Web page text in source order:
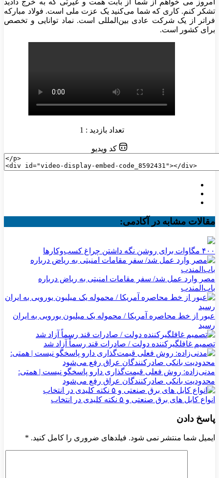
امروز می خواهم از شما از بابت همت و غیرتی که به خرج دادید
تشکر کنم. کاری که شما می‌کنید یک عزت ملی است. فولاد مبارکه
فراتر از یک شرکت عادی بین‌المللی است. نماد توانایی و تخصص
برای کشور است.
تعداد بازدید : 1
مقالات مشابه در آکادمی:
۴۰۰ مگاوات برای روشن نگه داشتن چراغ کسب‌وکار‌ها
مصر وارد عمل شد/ سفر مقامات امنیتی به ریاض درباره
باب‌المندب
عبور از خط محاصره آمریکا / محموله یک میلیون یورویی به ایران
رسید
تصمیم غافلگیرکننده دولت / صادرات قند رسماً آزاد شد
مدنی‌زاده: روش فعلی قیمت‌گذاری دارو پاسخگو نیست | همتی:
محدودیت بانکی صادرکنندگان عراق رفع می‌شود
انواع کابل های برق صنعتی و ۵ نکته کلیدی در انتخاب
پاسخ دادن
ایمیل شما منتشر نمی شود. فیلدهای ضروری را کامل کنید. *